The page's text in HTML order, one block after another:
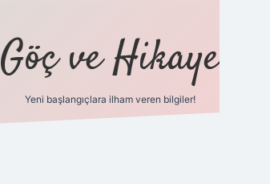
Göç ve Hikaye
Yeni başlangıçlara ilham veren bilgiler!